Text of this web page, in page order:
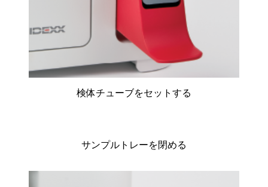
検体チューブをセットする
サンプルトレーを閉める